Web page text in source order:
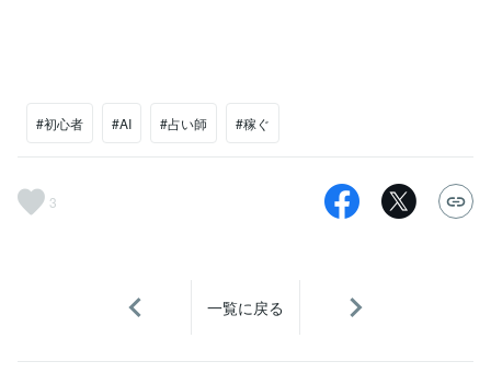
#初心者 #AI #占い師 #稼ぐ
3
一覧に戻る